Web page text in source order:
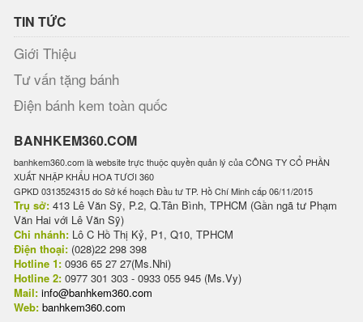
TIN TỨC
Giới Thiệu
Tư vấn tặng bánh
Điện bánh kem toàn quốc
BANHKEM360.COM
banhkem360.com là website trực thuộc quyền quản lý của CÔNG TY CỔ PHẦN
XUẤT NHẬP KHẨU HOA TƯƠI 360
GPKD 0313524315 do Sở kế hoạch Đầu tư TP. Hồ Chí Minh cấp 06/11/2015
Trụ sở: 413 Lê Văn Sỹ, P.2, Q.Tân Bình, TPHCM (Gần ngã tư Phạm
Văn Hai với Lê Văn Sỹ)
Chi nhánh: Lô C Hồ Thị Kỷ, P1, Q10, TPHCM
Điện thoại: (028)22 298 398
Hotline 1: 0936 65 27 27(Ms.Nhi)
Hotline 2: 0977 301 303 - 0933 055 945 (Ms.Vy)
Mail: info@banhkem360.com
Web: banhkem360.com